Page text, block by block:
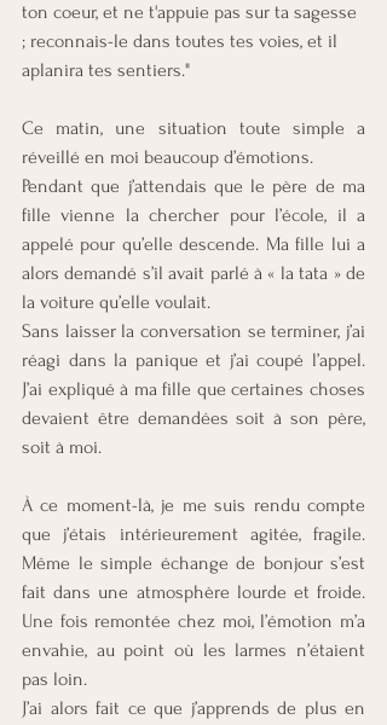
ton coeur, et ne t'appuie pas sur ta sagesse
; reconnais-le dans toutes tes voies, et il
aplanira tes sentiers."
Ce matin, une situation toute simple a
réveillé en moi beaucoup d’émotions.
Pendant que j’attendais que le père de ma
fille vienne la chercher pour l’école, il a
appelé pour qu’elle descende. Ma fille lui a
alors demandé s’il avait parlé à « la tata » de
la voiture qu’elle voulait.
Sans laisser la conversation se terminer, j’ai
réagi dans la panique et j’ai coupé l’appel.
J’ai expliqué à ma fille que certaines choses
devaient être demandées soit à son père,
soit à moi.
À ce moment-là, je me suis rendu compte
que j’étais intérieurement agitée, fragile.
Même le simple échange de bonjour s’est
fait dans une atmosphère lourde et froide.
Une fois remontée chez moi, l’émotion m’a
envahie, au point où les larmes n’étaient
pas loin.
J’ai alors fait ce que j’apprends de plus en